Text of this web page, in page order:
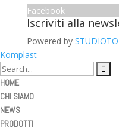
Facebook
Iscriviti alla
Powered by
Komplast
HOME
CHI SIAMO
NEWS
PRODOTTI